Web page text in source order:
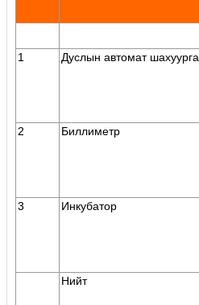
1 Дуслын автомат шахуурга
2 Биллиметр
3 Инкубатор
Нийт